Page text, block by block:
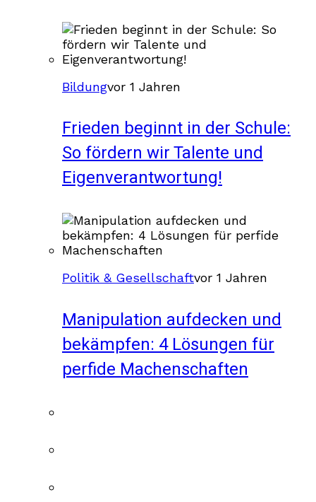
Bildungvor 1 Jahren
Frieden beginnt in der Schule:
So fördern wir Talente und
Eigenverantwortung!
Politik & Gesellschaftvor 1 Jahren
Manipulation aufdecken und
bekämpfen: 4 Lösungen für
perfide Machenschaften